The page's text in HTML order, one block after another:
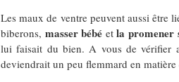
Les maux de ventre peuvent aussi être
biberons, masser bébé etla promener
lui faisait du bien. A vous de vérifier
deviendrait un peu flemmard en matière